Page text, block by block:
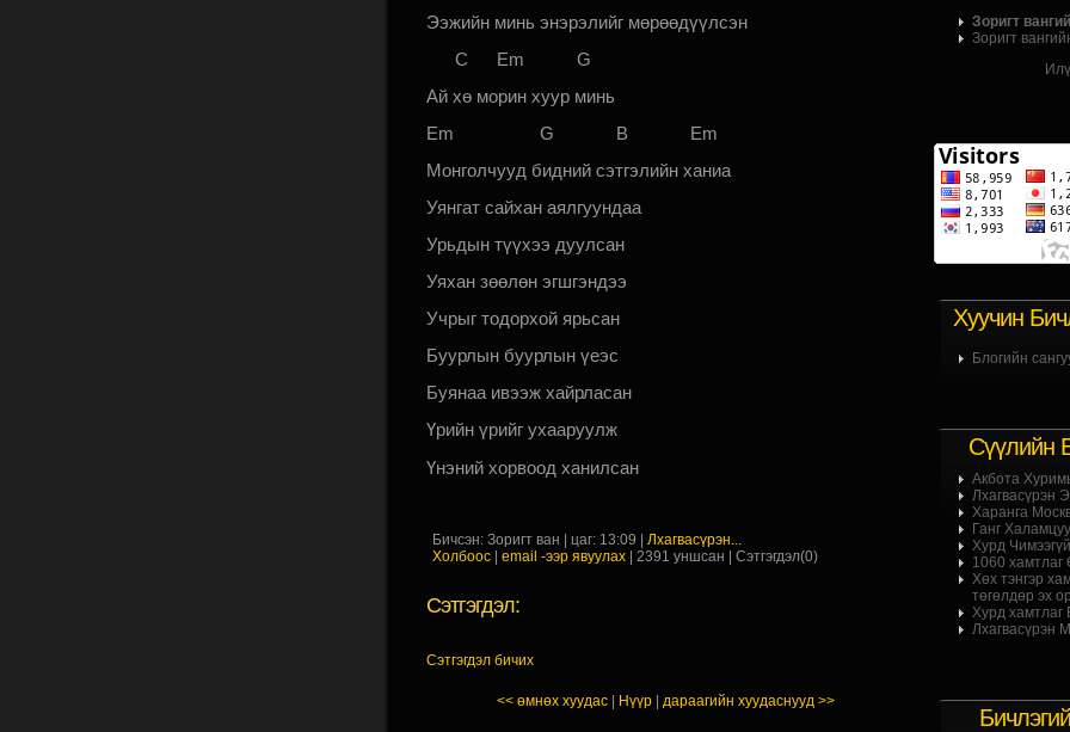
Зоригт
Зоригт
Хуучин
Блогийн
Сүүлийн
Акбота
Лхагвасүрэн
Харанга
Ганг
Хурд
1060 хамтлаг
Хөх тэнгэр
төгөлдөр эх
Хурд хамтлаг
Лхагвасүрэн
Ээжийн минь энэрэлийг мөрөөдүүлсэн
C Em G
Ай хө морин хуур минь
Em G B Em
Монголчууд бидний сэтгэлийн ханиа
Уянгат сайхан аялгуундаа
Урьдын түүхээ дуулсан
Уяхан зөөлөн эгшгэндээ
Учрыг тодорхой ярьсан
Буурлын буурлын үеэс
Буянаа ивээж хайрласан
Үрийн үрийг ухааруулж
Үнэний хорвоод ханилсан
Бичсэн: Зоригт ван | цаг: 13:09 | Лхагвасүрэн...
Холбоос
email -ээр явуулах | 2391 уншсан | Сэтгэгдэл(0)
Сэтгэгдэл:
Сэтгэгдэл бичих
<< өмнөх хуудас Нүүр| дараагийн хуудаснууд >>